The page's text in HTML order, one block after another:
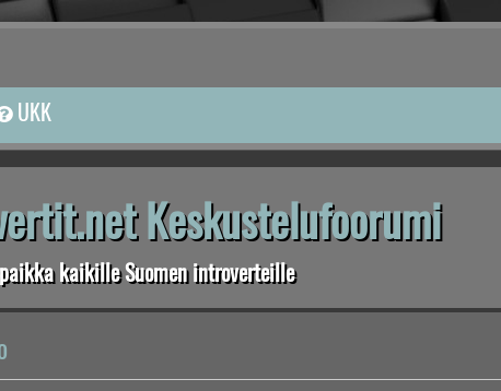
UKK
Keskustelufoorumi
kaikille Suomen introverteille